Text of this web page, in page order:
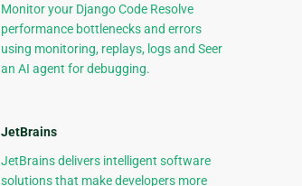
Monitor your Django Code Resolve
performance bottlenecks and errors
using monitoring, replays, logs and Seer
an AI agent for debugging.
JetBrains
JetBrains delivers intelligent software
solutions that make developers more